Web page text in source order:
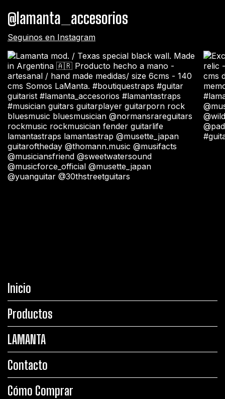
@lamanta_accesorios
Seguinos en Instagram
Inicio
Productos
LAMANTA
Contacto
Cómo Comprar